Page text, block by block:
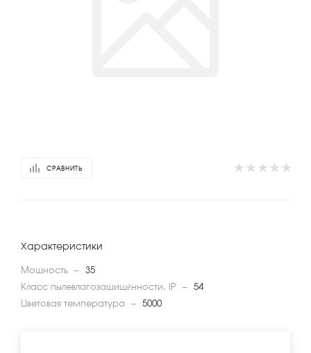
СРАВНИТЬ
Характеристики
Мощность — 35
Класс пылевлагозащищённости, IP — 54
Цветовая температура
— 5000